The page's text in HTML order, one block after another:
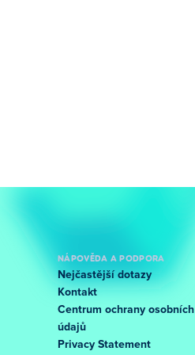
NÁPOVĚDA A PODPORA
Nejčastější dotazy
Kontakt
Centrum ochrany osobních
údajů
Privacy Statement